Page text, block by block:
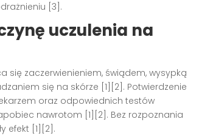
[3].
uczulenia na
zaczerwienieniem, świądem, wysypką
się na skórze [1][2]. Potwierdzenie
oraz odpowiednich testów
nawrotom [1][2]. Bez rozpoznania
efekt [1][2].